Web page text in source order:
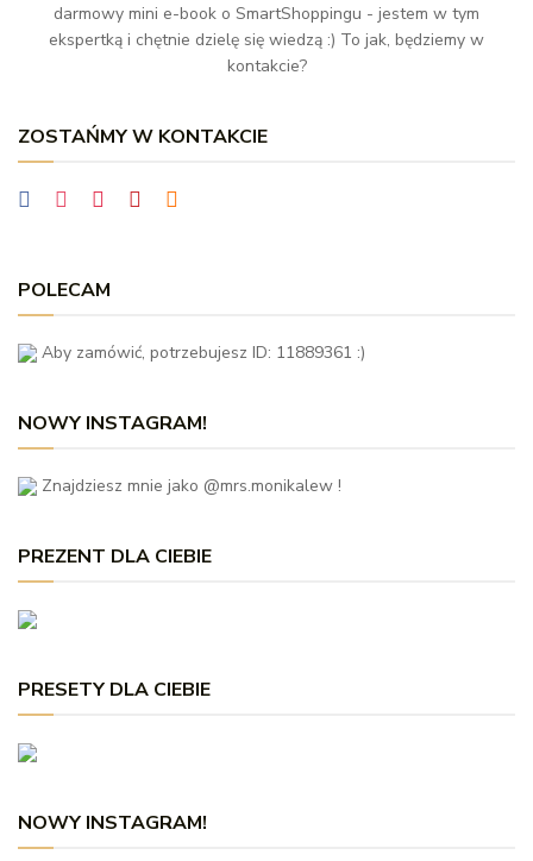
darmowy mini e-book o SmartShoppingu - jestem w tym
ekspertką i chętnie dzielę się wiedzą :) To jak, będziemy w
kontakcie?
ZOSTAŃMY W KONTAKCIE
POLECAM
Aby zamówić, potrzebujesz ID: 11889361 :)
NOWY INSTAGRAM!
Znajdziesz mnie jako @mrs.monikalew !
PREZENT DLA CIEBIE
PRESETY DLA CIEBIE
NOWY INSTAGRAM!